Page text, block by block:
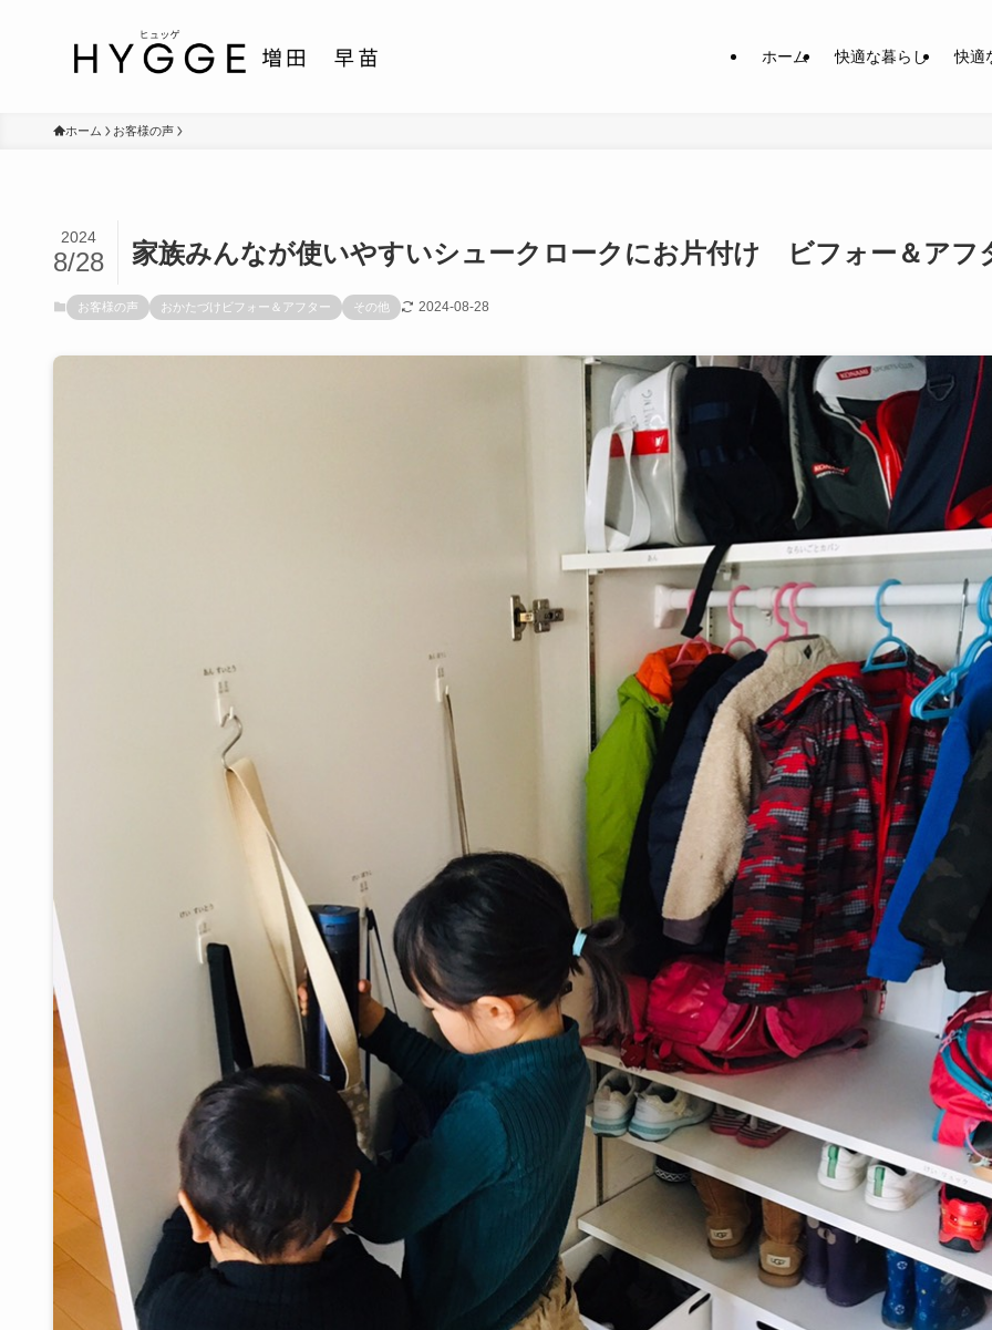
ホーム 快適な暮らし 快適
ホーム お客様の声
家族みんなが使いやすいシュークロークにお片付け ビフォー＆アフ
2024
8/28
お客様の声 おかたづけビフォー＆アフター その他 2024-08-28